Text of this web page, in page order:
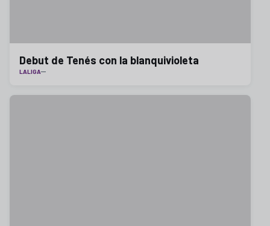
Debut de Tenés con la blanquivioleta
LALIGA